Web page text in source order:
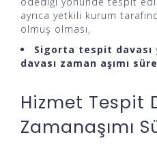
ayrıca yetkili kurum
olmuş olması,
Sigorta tespit davası
davası zaman aşımı
Hizmet Tespit
Zamanaşımı